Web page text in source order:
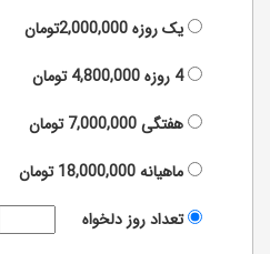
یک روزه2,000,000تومان
4 روزه
4,800,000تومان
هفتگی7,000,000تومان
ماهیانه18,000,000تومان
تعداد روز دلخواه